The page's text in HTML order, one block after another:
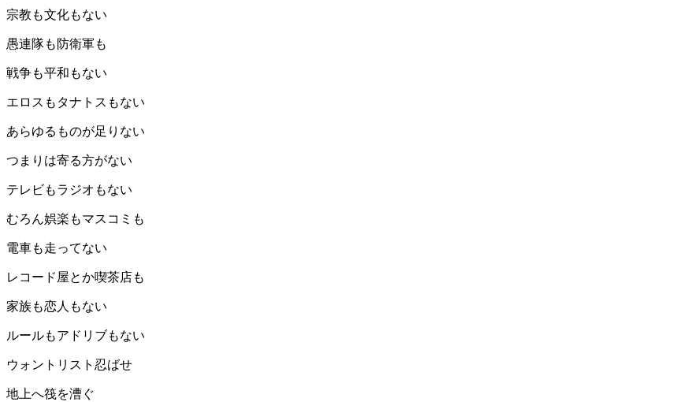
宗教も文化もない
愚連隊も防衛軍も
戦争も平和もない
エロスもタナトスもない
あらゆるものが足りない
つまりは寄る方がない
テレビもラジオもない
むろん娯楽もマスコミも
電車も走ってない
レコード屋とか喫茶店も
家族も恋人もない
ルールもアドリブもない
ウォントリスト忍ばせ
地上へ筏を漕ぐ